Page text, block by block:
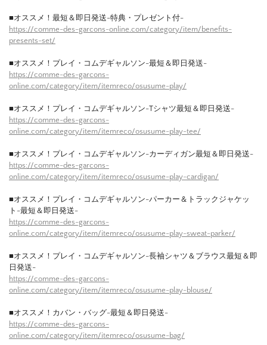
■オススメ！最短＆即日発送-特典・プレゼント付-
https://comme-des-garcons-online.com/category/item/benefits-
presents-set/
■オススメ！プレイ・コムデギャルソン-最短＆即日発送-
https://comme-des-garcons-
online.com/category/item/itemreco/osusume-play/
■オススメ！プレイ・コムデギャルソン-Tシャツ最短＆即日発送-
https://comme-des-garcons-
online.com/category/item/itemreco/osusume-play-tee/
■オススメ！プレイ・コムデギャルソン-カーディガン最短＆即日発送-
https://comme-des-garcons-
online.com/category/item/itemreco/osusume-play-cardigan/
■オススメ！プレイ・コムデギャルソン-パーカー＆トラックジャケッ
ト-最短＆即日発送-
https://comme-des-garcons-
online.com/category/item/itemreco/osusume-play-sweat-parker/
■オススメ！プレイ・コムデギャルソン-長袖シャツ＆ブラウス最短＆即
日発送-
https://comme-des-garcons-
online.com/category/item/itemreco/osusume-play-blouse/
■オススメ！カバン・バッグ-最短＆即日発送-
https://comme-des-garcons-
online.com/category/item/itemreco/osusume-bag/